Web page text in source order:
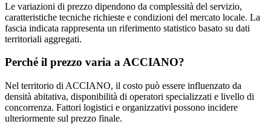
Le variazioni di prezzo dipendono da complessità del servizio,
caratteristiche tecniche richieste e condizioni del mercato locale. La
fascia indicata rappresenta un riferimento statistico basato su dati
territoriali aggregati.
Perché il prezzo varia a ACCIANO?
Nel territorio di ACCIANO, il costo può essere influenzato da
densità abitativa, disponibilità di operatori specializzati e livello di
concorrenza. Fattori logistici e organizzativi possono incidere
ulteriormente sul prezzo finale.